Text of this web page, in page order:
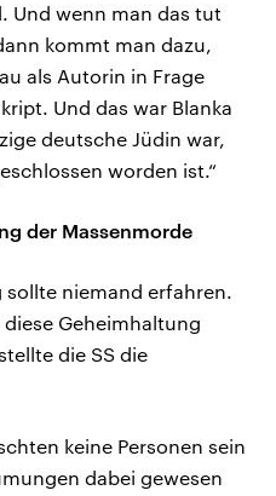
Und wenn man das tut
kommt man dazu,
als Autorin in Frage
Und das war Blanka
deutsche Jüdin war,
worden ist.“
der Massenmorde
niemand erfahren.
Geheimhaltung
die SS die
keine Personen sein
dabei gewesen